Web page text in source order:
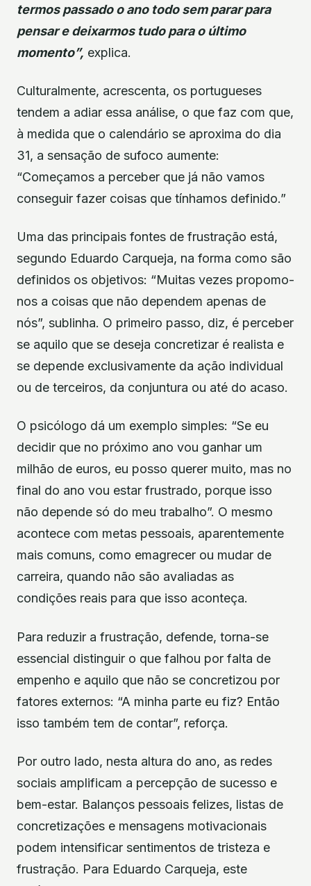
termos passado o ano todo sem parar para
pensar e deixarmos tudo para o último
momento”, explica.
Culturalmente, acrescenta, os portugueses
tendem a adiar essa análise, o que faz com que,
à medida que o calendário se aproxima do dia
31, a sensação de sufoco aumente:
“Começamos a perceber que já não vamos
conseguir fazer coisas que tínhamos definido.”
Uma das principais fontes de frustração está,
segundo Eduardo Carqueja, na forma como são
definidos os objetivos: “Muitas vezes propomo-
nos a coisas que não dependem apenas de
nós”, sublinha. O primeiro passo, diz, é perceber
se aquilo que se deseja concretizar é realista e
se depende exclusivamente da ação individual
ou de terceiros, da conjuntura ou até do acaso.
O psicólogo dá um exemplo simples: “Se eu
decidir que no próximo ano vou ganhar um
milhão de euros, eu posso querer muito, mas no
final do ano vou estar frustrado, porque isso
não depende só do meu trabalho”. O mesmo
acontece com metas pessoais, aparentemente
mais comuns, como emagrecer ou mudar de
carreira, quando não são avaliadas as
condições reais para que isso aconteça.
Para reduzir a frustração, defende, torna-se
essencial distinguir o que falhou por falta de
empenho e aquilo que não se concretizou por
fatores externos: “A minha parte eu fiz? Então
isso também tem de contar”, reforça.
Por outro lado, nesta altura do ano, as redes
sociais amplificam a percepção de sucesso e
bem-estar. Balanços pessoais felizes, listas de
concretizações e mensagens motivacionais
podem intensificar sentimentos de tristeza e
frustração. Para Eduardo Carqueja, este